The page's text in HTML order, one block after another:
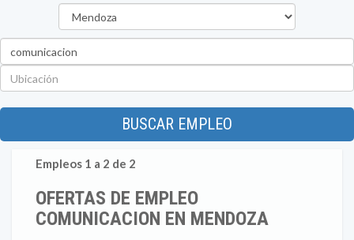
BUSCAR EMPLEO
Empleos 1 a 2 de 2
OFERTAS DE EMPLEO
COMUNICACION EN MENDOZA